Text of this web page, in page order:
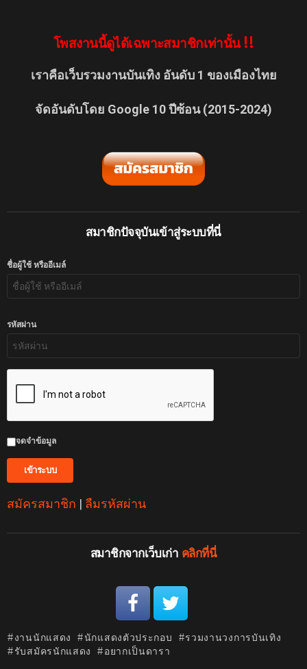
โพสงานนี้ดูได้เฉพาะสมาชิกเท่านั้น !!
เราคือเว็บรวมงานบันเทิง อันดับ 1 ของเมืองไทย
จัดอันดับโดย Google 10 ปีซ้อน (2015-2024)
สมาชิกปัจจุบันเข้าสู่ระบบที่นี่
ชื่อผู้ใช้ หรืออีเมล์
รหัสผ่าน
จดจำข้อมูล
สมัครสมาชิก | ลืมรหัสผ่าน
สมาชิกจากเว็บเก่า คลิกที่นี่
งานนักแสดง นักแสดงตัวประกอบ
รวมงานวงการบันเทิง
รับสมัครนักแสดง
อยากเป็นดารา